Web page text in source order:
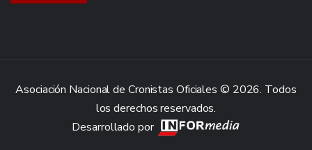
Asociación Nacional de Cronistas Oficiales © 2026. Todos
los derechos reservados.
Desarrollado por